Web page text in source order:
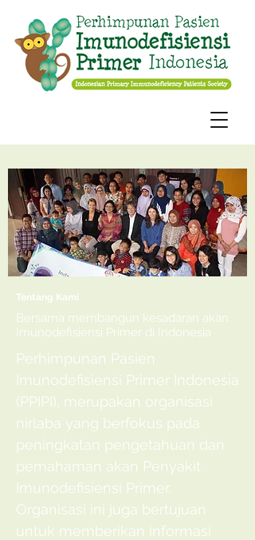
Tentang Kami
Bersama membangun kesadaran akan
Imunodefisiensi Primer di Indonesia
Perhimpunan Pasien
Imunodefisiensi Primer Indonesia
(PPIPI), merupakan organisasi
nirlaba yang berfokus pada
peningkatan pengetahuan dan
pemahaman akan Penyakit
Imunodefisiensi Primer.
Organisasi ini juga bertujuan
untuk memberikan informasi